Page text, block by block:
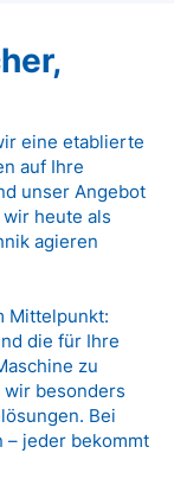
eine etablierte
auf Ihre
unser Angebot
heute als
agieren
Mittelpunkt:
die für Ihre
zu
besonders
Bei
– jeder bekommt